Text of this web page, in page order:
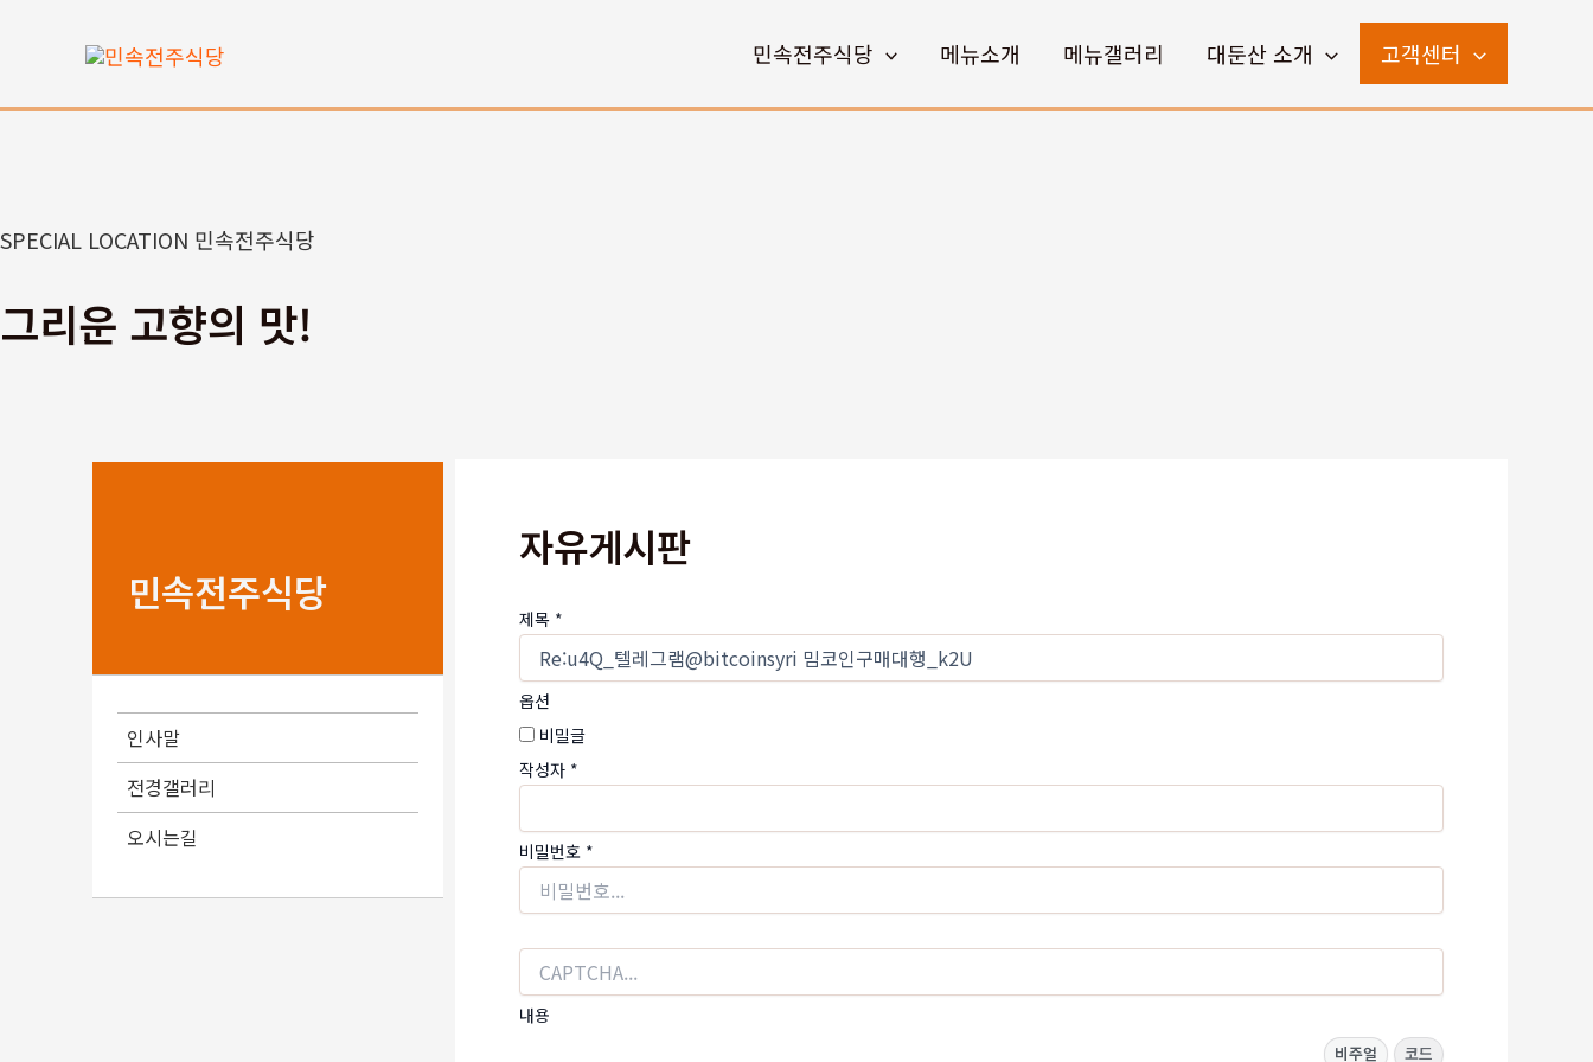
로
기
민속전주식당 메뉴소개 메뉴갤러리 대둔산 소개 고객센터
SPECIAL LOCATION 민속전주식당
그리운 고향의 맛!
민속전주식당
인사말
전경갤러리
오시는길
자유게시판
제목 *
옵션
비밀글
작성자 *
비밀번호 *
내용
비주얼 코드